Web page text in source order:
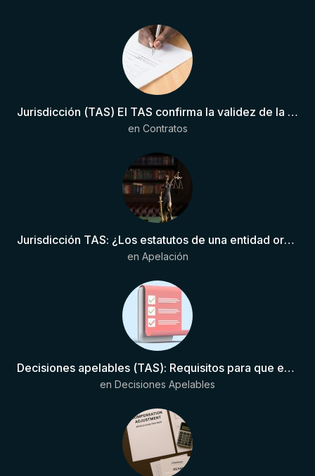
Jurisdicción (TAS) El TAS confirma la validez de la cláusula de sumisión jurisdiccional en el contrato del futbolista.
en Contratos
Jurisdicción TAS: ¿Los estatutos de una entidad organizadora de una liga de fútbol pueden otorgar competencia de forma directa al TAS?
en Apelación
Decisiones apelables (TAS): Requisitos para que exista una decisión
en Decisiones Apelables